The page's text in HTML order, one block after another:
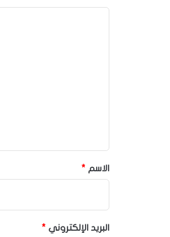
*الاسم *
البريد الإلكتروني *